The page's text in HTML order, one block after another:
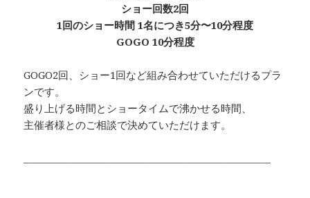
ショー回数2回
1回のショー時間 1名につき5分〜10分程度
GOGO 10分程度
GOGO2回、ショー1回など組み合わせていただけるプラ
ンです。
盛り上げる時間とショータイムで沸かせる時間、
主催者様とのご相談で決めていただけます。